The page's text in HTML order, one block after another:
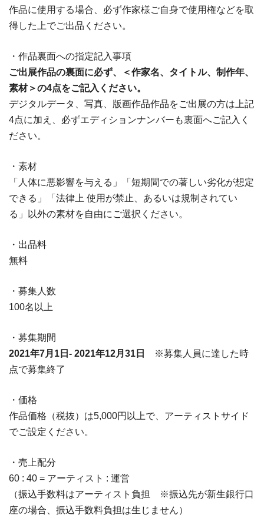
作品に使用する場合、必ず作家様ご自身で使用権などを取
得した上でご出品ください。
・作品裏面への指定記入事項
ご出展作品の裏面に必ず、＜作家名、タイトル、制作年、
素材＞の4点をご記入ください。
デジタルデータ、写真、版画作品作品をご出展の方は上記
4点に加え、必ずエディションナンバーも裏面へご記入く
ださい。
・素材
「人体に悪影響を与える」「短期間での著しい劣化が想定
できる」「法律上 使用が禁止、あるいは規制されてい
る」以外の素材を自由にご選択ください。
・出品料
無料
・募集人数
100名以上
・募集期間
2021年7月1日- 2021年12月31日
※募集人員に達した時
点で募集終了
・価格
作品価格（税抜）は5,000円以上で、アーティストサイド
でご設定ください。
・売上配分
60 : 40 = アーティスト : 運営
（振込手数料はアーティスト負担 ※振込先が新生銀行口
座の場合、振込手数料負担は生じません）